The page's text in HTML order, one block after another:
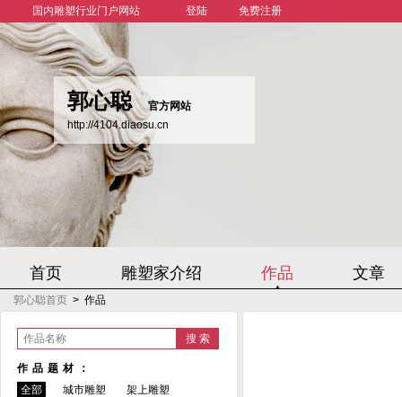
国内雕塑行业门户网站 登陆 免费注册
郭心聪
官方网站
http://4104.diaosu.cn
首页 雕塑家介绍 作品 文章
郭心聪首页 > 作品
作品名称
作品题材：
全部
城市雕塑
架上雕塑